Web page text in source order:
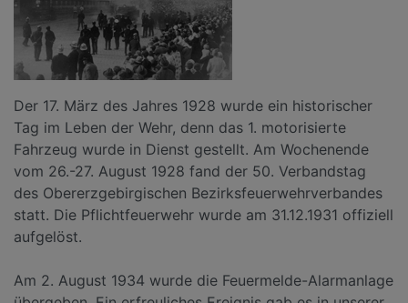
Der 17. März des Jahres 1928 wurde ein historischer
Tag im Leben der Wehr, denn das 1. motorisierte
Fahrzeug wurde in Dienst gestellt. Am Wochenende
vom 26.-27. August 1928 fand der 50. Verbandstag
des Obererzgebirgischen Bezirksfeuerwehrverbandes
statt. Die Pflichtfeuerwehr wurde am 31.12.1931 offiziell
aufgelöst.
Am 2. August 1934 wurde die Feuermelde-Alarmanlage